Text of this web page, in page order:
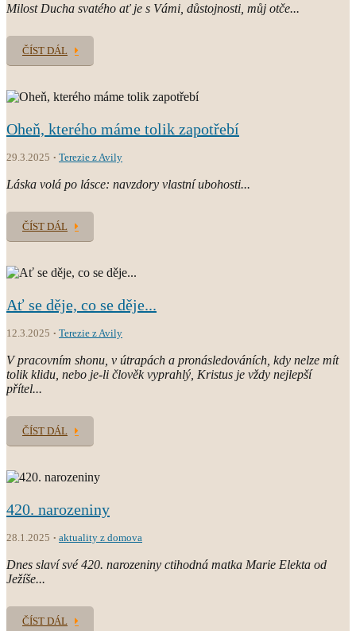
Milost Ducha svatého ať je s Vámi, důstojnosti, můj otče...
ČÍST DÁL
Oheň, kterého máme tolik zapotřebí
29.3.2025 Terezie z Avily
Láska volá po lásce: navzdory vlastní ubohosti...
ČÍST DÁL
Ať se děje, co se děje...
12.3.2025 Terezie z Avily
V pracovním shonu, v útrapách a pronásledováních, kdy nelze mít
tolik klidu, nebo je-li člověk vyprahlý, Kristus je vždy nejlepší
přítel...
ČÍST DÁL
420. narozeniny
28.1.2025 aktuality z domova
Dnes slaví své 420. narozeniny ctihodná matka Marie Elekta od
Ježíše...
ČÍST DÁL